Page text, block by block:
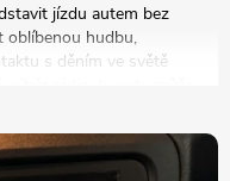
jízdu autem bez
oblíbenou hudbu,
s děním ve světě
tomto článku se podrobně
bude nejlépe vyhovovat